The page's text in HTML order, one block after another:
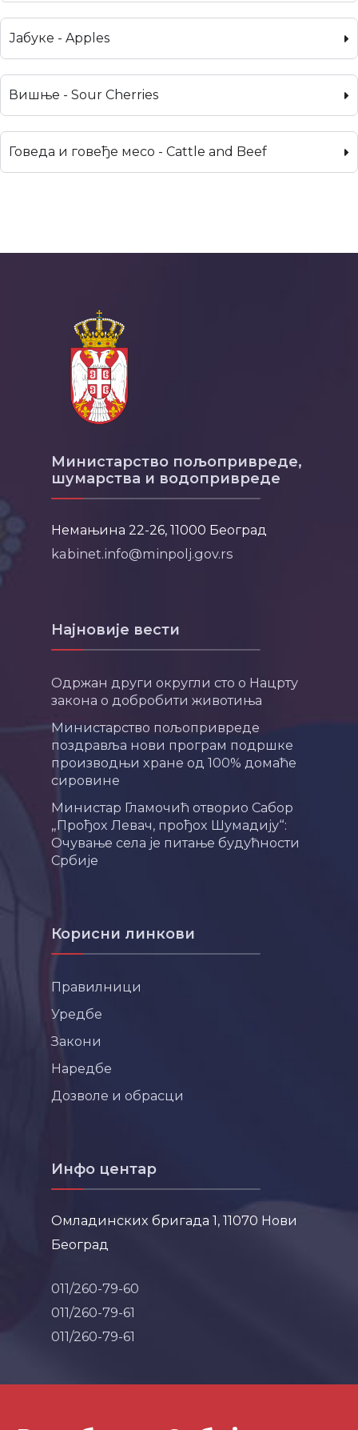
Јабуке - Apples
Вишње - Sour Cherries
Говеда и говеђе месо - Cattle and Beef
Министарство пољопривреде,
шумарства и водопривреде
Немањина 22-26, 11000 Београд
kabinet.info@minpolj.gov.rs
Најновије вести
Одржан други округли сто о Нацрту
закона о добробити животиња
Министарство пољопривреде
поздравља нови програм подршке
производњи хране од 100% домаће
сировине
Министар Гламочић отворио Сабор
„Прођох Левач, прођох Шумадију“:
Очување села је питање будућности
Србије
Корисни линкови
Правилници
Уредбе
Закони
Наредбе
Дозволе и обрасци
Инфо центар
Омладинских бригада 1, 11070 Нови
Београд
011/260-79-60
011/260-79-61
011/260-79-61